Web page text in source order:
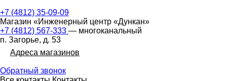
+7 (4812) 35-09-09
Магазин «Инженерный центр «Дункан»
+7 (4812) 567-333 — многоканальный
п. Загорье, д. 53
Адреса магазинов
Обратный звонок